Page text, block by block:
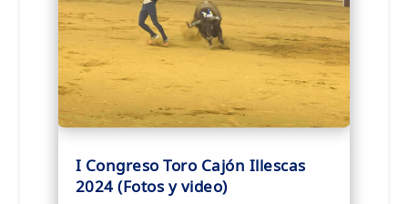
I Congreso Toro Cajón Illescas
2024 (Fotos y video)